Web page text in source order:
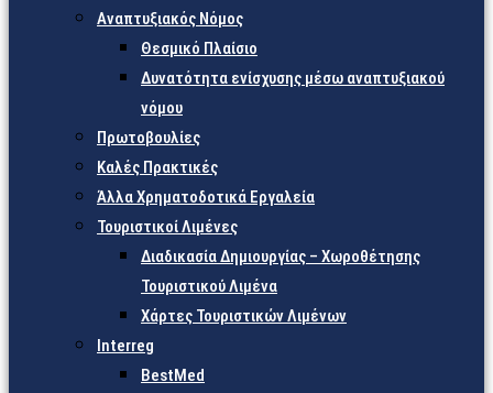
Αναπτυξιακός Νόμος
Θεσμικό Πλαίσιο
Δυνατότητα ενίσχυσης μέσω αναπτυξιακού
νόμου
Πρωτοβουλίες
Καλές Πρακτικές
Άλλα Χρηματοδοτικά Εργαλεία
Τουριστικοί Λιμένες
Διαδικασία Δημιουργίας – Χωροθέτησης
Τουριστικού Λιμένα
Χάρτες Τουριστικών Λιμένων
Interreg
BestMed